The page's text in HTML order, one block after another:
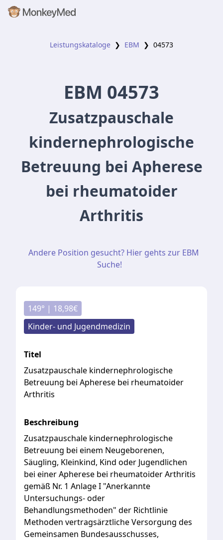
Leistungskataloge ❯ EBM ❯ 04573
EBM 04573
Zusatzpauschale
kindernephrologische
Betreuung bei Apherese
bei rheumatoider
Arthritis
Andere Position gesucht? Hier gehts zur EBM
Suche!
149° | 18,98€
Kinder- und Jugendmedizin
Titel
Zusatzpauschale kindernephrologische
Betreuung bei Apherese bei rheumatoider
Arthritis
Beschreibung
Zusatzpauschale kindernephrologische
Betreuung bei einem Neugeborenen,
Säugling, Kleinkind, Kind oder Jugendlichen
bei einerApherese bei rheumatoiderArthritis
gemäß Nr. 1 AnlageI "Anerkannte
Untersuchungs-oder
Behandlungsmethoden" der Richtlinie
Methoden vertragsärztlicheVersorgung des
Gemeinsamen Bundesausschusses,